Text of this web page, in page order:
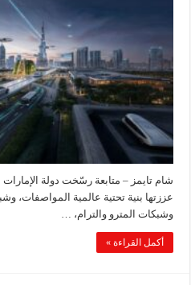
شام تايمز – متابعة رسّخت دولة
عززتها بنية تحتية عالمية المواصفات،
وشبكات المترو والترام، …
أكمل القراءة »